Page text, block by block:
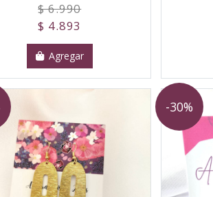
$ 6.990
$ 4.893
Agregar
-30%